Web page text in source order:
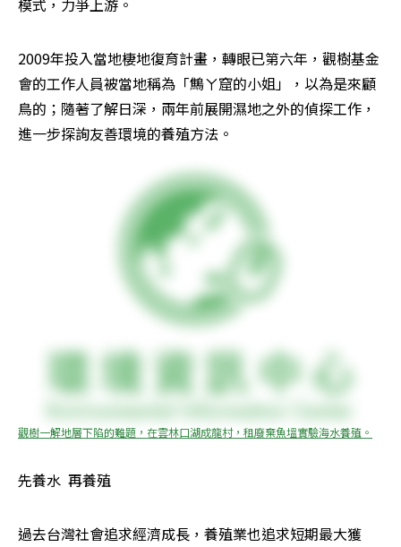
模式，力爭上游。
2009年投入當地棲地復育計畫，轉眼已第六年，觀樹基金
會的工作人員被當地稱為「鷦ㄚ窟的小姐」，以為是來顧
鳥的；隨著了解日深，兩年前展開濕地之外的偵探工作，
進一步探詢友善環境的養殖方法。
觀樹一解地層下陷的難題，在雲林口湖成龍村，租廢棄魚塭實驗海水養殖。
先養水  再養殖
過去台灣社會追求經濟成長，養殖業也追求短期最大獲